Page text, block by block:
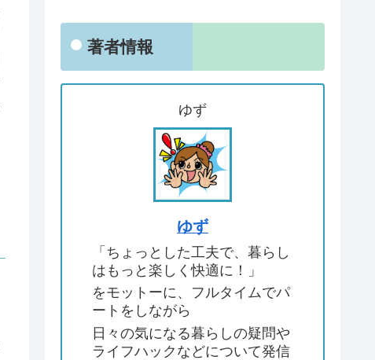
著者情報
ゆず
ゆず
「ちょっとした工夫で、暮らし
はもっと楽しく快適に！」
をモットーに、フルタイムでパ
ートをしながら
日々の気になる暮らしの疑問や
ライフハックなどについて発信